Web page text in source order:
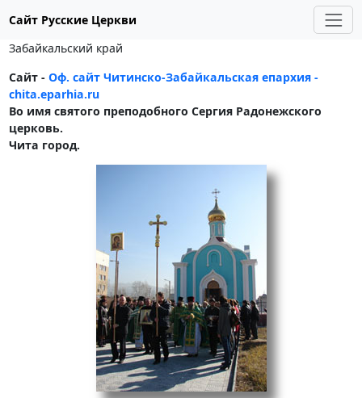
Сайт Русские Церкви
Забайкальский край
Сайт - Оф. сайт Читинско-Забайкальская епархия -
chita.eparhia.ru
Во имя святого преподобного Сергия Радонежского
церковь.
Чита город.